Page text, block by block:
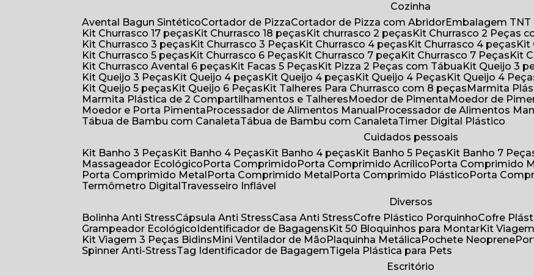
Cozinha
Avental Bagun Sintético
Cortador de Pizza Cortador de Pizza com Abridor Embalagem
Kit Churrasco 17 peças
Kit Churrasco 18 peças Kit churrasco 2 peças Kit Churrasco 2 Peças
Kit Churrasco 3 peças
Kit Churrasco 3 Peças Kit Churrasco 4 peças Kit Churrasco 4 peças
Kit Churrasco 5 peças
Kit Churrasco 6 Peças Kit Churrasco 7 peça Kit Churrasco 7 Peças
Kit
Kit Churrasco Avental 6 peças
Kit Facas 5 Peças Kit Pizza 2 Peças com Tábua Kit Queijo 3
Kit Queijo 3 Peças
Kit Queijo 4 peças Kit Queijo 4 peças Kit Queijo 4 Peças Kit Queijo 4
Kit Queijo 5 peças
Kit Queijo 6 Peças Kit Talheres Para Churrasco com 8 peças
Marmita
Marmita Plástica de 2 Compartilhamentos e Talheres
Moedor de Pimenta Moedor de
Moedor e Porta Pimenta
Processador de Alimentos Manual Processador de Alimentos
Tábua de Bambu com Canaleta
Tábua de Bambu com Canaleta
Timer Digital Plástico
Cuidados pessoais
Kit Banho 3 Peças
Kit Banho 4 Peças Kit Banho 4 peças Kit Banho 5 Peças Kit Banho 7
Massageador Ecológico
Porta Comprimido Porta Comprimido Acrílico Porta Comprimido
Porta Comprimido Metal
Porta Comprimido Metal Porta Comprimido Plástico
Porta
Termômetro Digital
Travesseiro Inflável
Diversos
Bolinha Anti Stress
Cápsula Anti Stress Casa Anti Stress Cofre Plástico Porquinho Cofre
Grampeador Ecológico Identificador de Bagagens Kit 50 Bloquinhos para Montar
Kit
Kit Viagem 3 Peças Bidins
Mini Ventilador de Mão Plaquinha Metálica Pochete Neoprene
Spinner Anti-Stress
Tag Identificador de Bagagem
Tigela Plástica para Pets
Escritório